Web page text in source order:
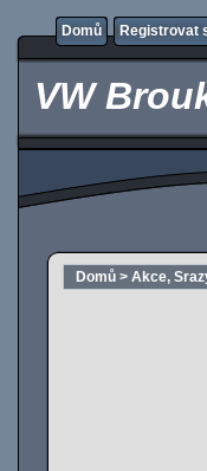
Domů Registrovat
VW
Domů > Akce,